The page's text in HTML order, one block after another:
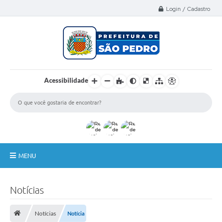
Login / Cadastro
Acessibilidade
MENU
Secretarias
Notícias
Notícias Notícia